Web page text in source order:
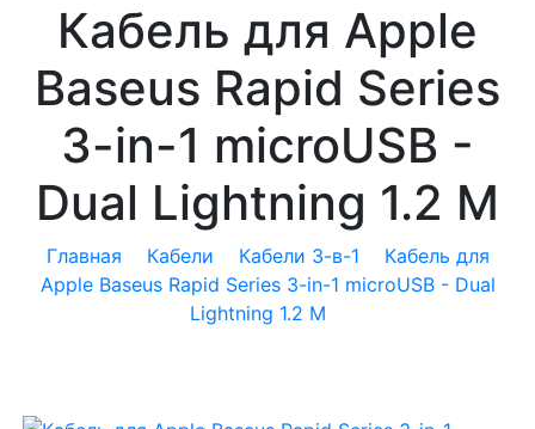
Кабель для Apple
Baseus Rapid Series
3-in-1 microUSB -
Dual Lightning 1.2 М
Главная Кабели Кабели 3-в-1
Кабель для
Apple Baseus Rapid Series 3-in-1 microUSB - Dual
Lightning 1.2 М